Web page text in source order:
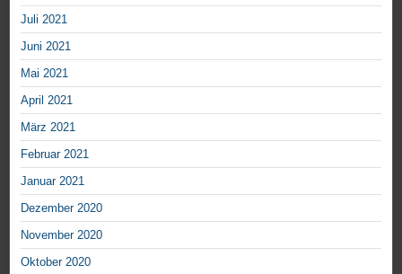
Juli 2021
Juni 2021
Mai 2021
April 2021
März 2021
Februar 2021
Januar 2021
Dezember 2020
November 2020
Oktober 2020